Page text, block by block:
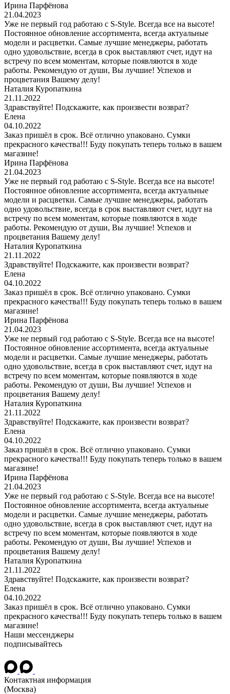
Ирина Парфёнова
21.04.2023
Уже не первый год работаю с S-Style. Всегда все на высоте!
Постоянное обновление ассортимента, всегда актуальные
модели и расцветки. Самые лучшие менеджеры, работать
одно удовольствие, всегда в срок выставляют счет, идут на
встречу по всем моментам, которые появляются в ходе
работы. Рекомендую от души, Вы лучшие! Успехов и
процветания Вашему делу!
Наталия Куропаткина
21.11.2022
Здравствуйте! Подскажите, как произвести возврат?
Елена
04.10.2022
Заказ пришёл в срок. Всё отлично упаковано. Сумки
прекрасного качества!!! Буду покупать теперь только в вашем
магазине!
Ирина Парфёнова
21.04.2023
Уже не первый год работаю с S-Style. Всегда все на высоте!
Постоянное обновление ассортимента, всегда актуальные
модели и расцветки. Самые лучшие менеджеры, работать
одно удовольствие, всегда в срок выставляют счет, идут на
встречу по всем моментам, которые появляются в ходе
работы. Рекомендую от души, Вы лучшие! Успехов и
процветания Вашему делу!
Наталия Куропаткина
21.11.2022
Здравствуйте! Подскажите, как произвести возврат?
Елена
04.10.2022
Заказ пришёл в срок. Всё отлично упаковано. Сумки
прекрасного качества!!! Буду покупать теперь только в вашем
магазине!
Ирина Парфёнова
21.04.2023
Уже не первый год работаю с S-Style. Всегда все на высоте!
Постоянное обновление ассортимента, всегда актуальные
модели и расцветки. Самые лучшие менеджеры, работать
одно удовольствие, всегда в срок выставляют счет, идут на
встречу по всем моментам, которые появляются в ходе
работы. Рекомендую от души, Вы лучшие! Успехов и
процветания Вашему делу!
Наталия Куропаткина
21.11.2022
Здравствуйте! Подскажите, как произвести возврат?
Елена
04.10.2022
Заказ пришёл в срок. Всё отлично упаковано. Сумки
прекрасного качества!!! Буду покупать теперь только в вашем
магазине!
Ирина Парфёнова
21.04.2023
Уже не первый год работаю с S-Style. Всегда все на высоте!
Постоянное обновление ассортимента, всегда актуальные
модели и расцветки. Самые лучшие менеджеры, работать
одно удовольствие, всегда в срок выставляют счет, идут на
встречу по всем моментам, которые появляются в ходе
работы. Рекомендую от души, Вы лучшие! Успехов и
процветания Вашему делу!
Наталия Куропаткина
21.11.2022
Здравствуйте! Подскажите, как произвести возврат?
Елена
04.10.2022
Заказ пришёл в срок. Всё отлично упаковано. Сумки
прекрасного качества!!! Буду покупать теперь только в вашем
магазине!
Наши мессенджеры
подписывайтесь
Контактная информация
(Москва)